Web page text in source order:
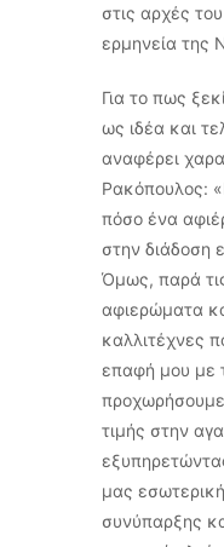
στις αρχές
ερμηνεία της
Για το πως
ως ιδέα και
αναφέρει
Ρακόπουλος:
πόσο ένα
στην διάδοση
Όμως, παρά
αφιερώματα
καλλιτέχνες
επαφή μου με
τιμής στην
μας
συνύπαρξης